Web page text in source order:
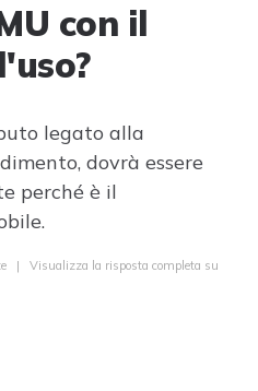
con il
legato alla
dovrà essere
perché è il
| Visualizza la risposta completa su